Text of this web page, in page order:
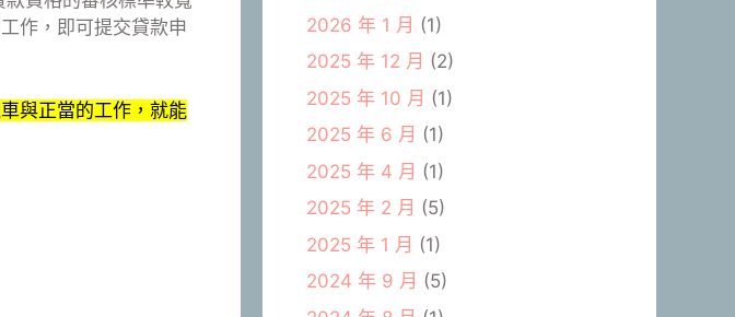
作，即可提交貸款申
與正當的工作，就能
2026 年 1 月 (1)
2025 年 12 月 (2)
2025 年 10 月 (1)
2025 年 6 月 (1)
2025 年 4 月 (1)
2025 年 2 月 (5)
2025 年 1 月 (1)
2024 年 9 月 (5)